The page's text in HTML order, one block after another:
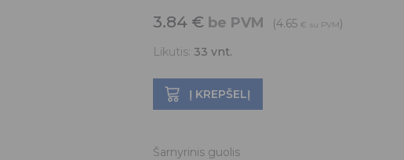
3.84 € be PVM (4.65 € su PVM)
Likutis: 33 vnt.
Į KREPŠELĮ
Šarnyrinis guolis